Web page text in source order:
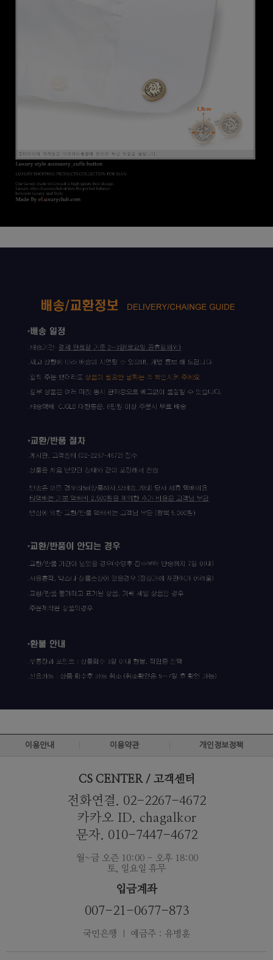
이용안내 이용약관 개인정보정책
CS CENTER / 고객센터
전화연결. 02-2267-4672
카카오 ID. chagalkor
문자. 010-7447-4672
월~금 오즌 10:00 - 오후 18:00
토, 일요일 휴무
입금계좌
007-21-0677-873
국민은행 ｜ 예금주 : 유병훈